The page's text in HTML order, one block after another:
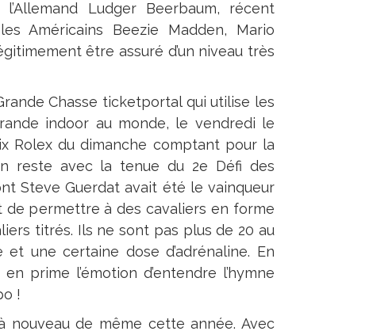
Ludger Beerbaum, récent
Américains Beezie Madden, Mario
être assuré d’un niveau très
Chasse ticketportal qui utilise les
indoor au monde, le vendredi le
Rolex du dimanche comptant pour la
reste avec la tenue du 2e Défi des
Steve Guerdat avait été le vainqueur
de permettre à des cavaliers en forme
titrés. Ils ne sont pas plus de 20 au
une certaine dose d’adrénaline. En
prime l’émotion d’entendre l’hymne
!
nouveau de même cette année. Avec